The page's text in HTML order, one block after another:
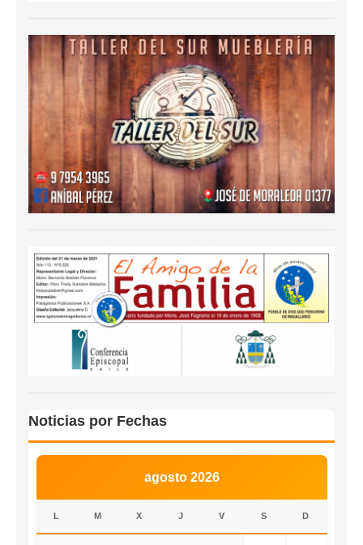
Noticias por Fechas
agosto 2026
L M X J V S D